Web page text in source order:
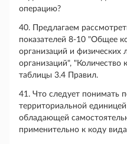
операцию?
40. Предлагаем
показателей 8-10 "Общее
организаций и физических
организаций",
таблицы 3.4 Правил.
41. Что следует понимать
территориальной
обладающей
применительно к коду